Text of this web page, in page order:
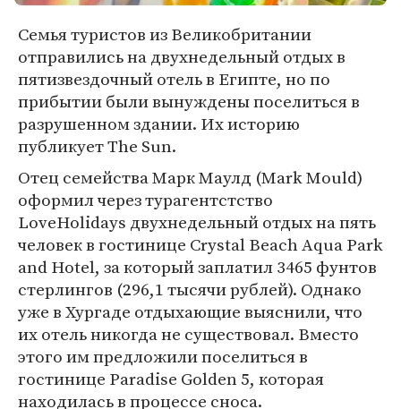
Семья туристов из Великобритании
отправились на двухнедельный отдых в
пятизвездочный отель в Египте, но по
прибытии были вынуждены поселиться в
разрушенном здании. Их историю
публикует The Sun.
Отец семейства Марк Маулд (Mark Mould)
оформил через турагентстство
LoveHolidays двухнедельный отдых на пять
человек в гостинице Crystal Beach Aqua Park
and Hotel, за который заплатил 3465 фунтов
стерлингов (296,1 тысячи рублей). Однако
уже в Хургаде отдыхающие выяснили, что
их отель никогда не существовал. Вместо
этого им предложили поселиться в
гостинице Paradise Golden 5, которая
находилась в процессе сноса.